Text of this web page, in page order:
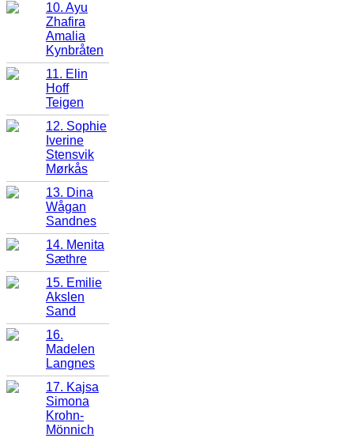
10. Ayu
Zhafira
Amalia
Kynbråten
11. Elin
Hoff
Teigen
12. Sophie
Iverine
Stensvik
Mørkås
13. Dina
Wågan
Sandnes
14. Menita
Sæthre
15. Emilie
Akslen
Sand
16.
Madelen
Langnes
17. Kajsa
Simona
Krohn-
Mönnich